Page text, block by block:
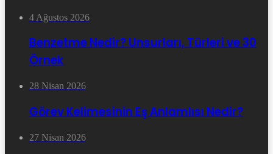
4 Ağustos 2026
Benzetme Nedir? Unsurları, Türleri ve 30
Örnek
28 Nisan 2026
Görev Kelimesinin Eş Anlamlısı Nedir?
27 Nisan 2026